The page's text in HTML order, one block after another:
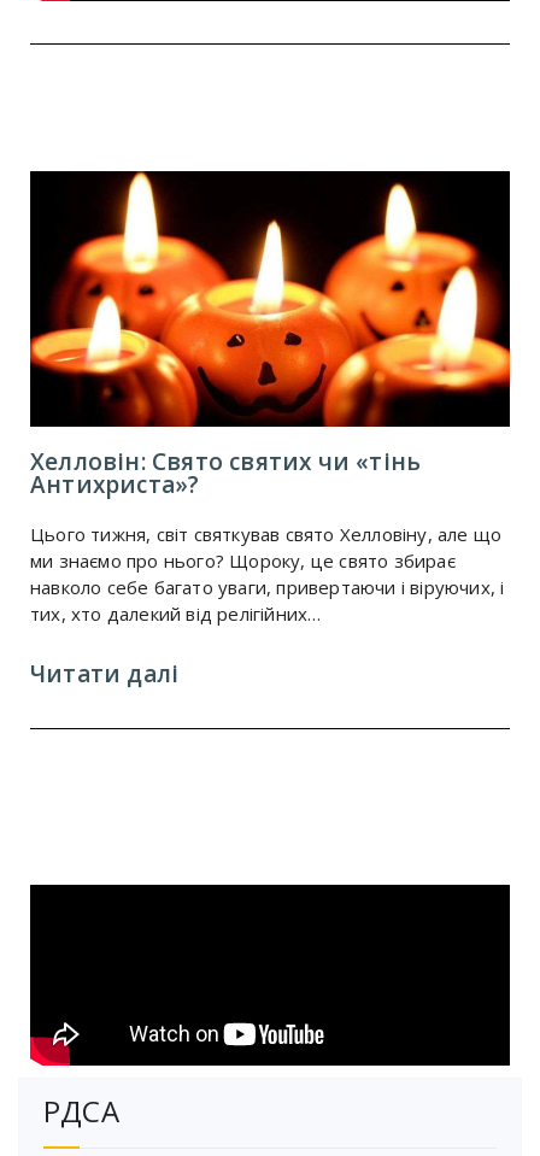
Хелловін: Свято святих чи «тінь
Антихриста»?
Цього тижня, світ святкував свято Хелловіну, але що
ми знаємо про нього? Щороку, це свято збирає
навколо себе багато уваги, привертаючи і віруючих, і
тих, хто далекий від релігійних…
Читати далі
РДСА